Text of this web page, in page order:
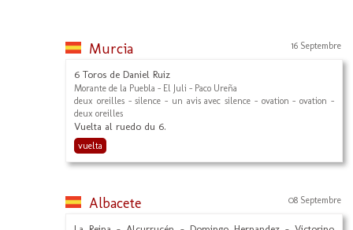
Murcia 16 Septembre
6 Toros de Daniel Ruiz
Morante de la Puebla - El Juli - Paco Ureña
deux oreilles - silence - un avis avec silence - ovation - ovation -
deux oreilles
Vuelta al ruedo du 6.
vuelta
Albacete 08 Septembre